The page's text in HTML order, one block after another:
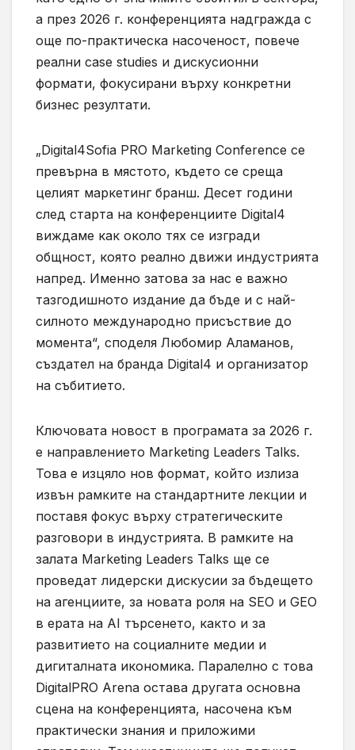
а през 2026 г. конференцията надгражда с
още по-практическа насоченост, повече
реални case studies и дискусионни
формати, фокусирани върху конкретни
бизнес резултати.
„Digital4Sofia PRO Marketing Conference се
превърна в мястото, където се среща
целият маркетинг бранш. Десет години
след старта на конференциите Digital4
виждаме как около тях се изгради
общност, която реално движи индустрията
напред. Именно затова за нас е важно
тазгодишното издание да бъде и с най-
силното международно присъствие до
момента“, споделя Любомир Аламанов,
създател на бранда Digital4 и организатор
на събитието.
Ключовата новост в програмата за 2026 г.
е направлението Marketing Leaders Talks.
Това е изцяло нов формат, който излиза
извън рамките на стандартните лекции и
поставя фокус върху стратегическите
разговори в индустрията. В рамките на
залата Marketing Leaders Talks ще се
проведат лидерски дискусии за бъдещето
на агенциите, за новата роля на SEO и GEO
в ерата на AI търсенето, както и за
развитието на социалните медии и
дигиталната икономика. Паралелно с това
DigitalPRO Arena остава другата основна
сцена на конференцията, насочена към
практически знания и приложими